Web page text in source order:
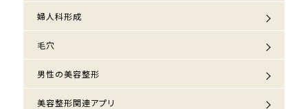
婦人科形成
毛穴
男性の美容整形
美容整形関連アプリ